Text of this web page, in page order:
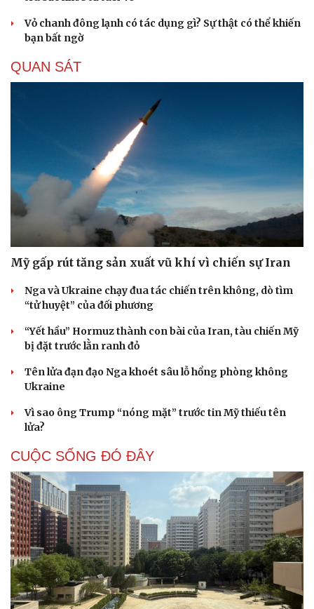
Tư vấn
Vỏ chanh đông lạnh có tác dụng gì? Sự thật có thể khiến
bạn bất ngờ
QUAN SÁT
Mỹ gấp rút tăng sản xuất vũ khí vì chiến sự Iran
Nga và Ukraine chạy đua tác chiến trên không, dò tìm
“tử huyệt” của đối phương
“Yết hầu” Hormuz thành con bài của Iran, tàu chiến Mỹ
bị đặt trước lằn ranh đỏ
Tên lửa đạn đạo Nga khoét sâu lỗ hổng phòng không
Ukraine
Vì sao ông Trump “nóng mặt” trước tin Mỹ thiếu tên
lửa?
CUỘC SỐNG ĐÓ ĐÂY